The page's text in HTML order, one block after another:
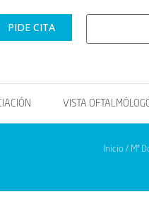
PIDE CITA
VISTA
Inicio / Mª